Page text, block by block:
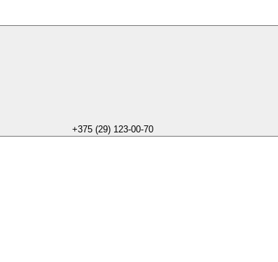
+375 (29) 123-00-70